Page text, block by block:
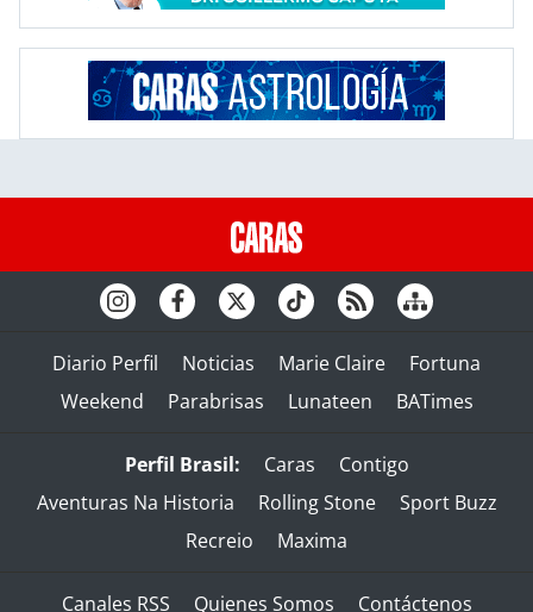
Diario Perfil Noticias Marie Claire
Fortuna
Weekend
Parabrisas Lunateen BATimes
Perfil Brasil: Caras
Contigo
Aventuras Na Historia
Rolling Stone
Sport Buzz
Recreio
Maxima
Canales RSS Quienes Somos
Contáctenos